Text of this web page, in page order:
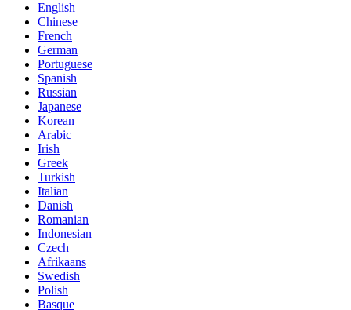
English
Chinese
French
German
Portuguese
Spanish
Russian
Japanese
Korean
Arabic
Irish
Greek
Turkish
Italian
Danish
Romanian
Indonesian
Czech
Afrikaans
Swedish
Polish
Basque